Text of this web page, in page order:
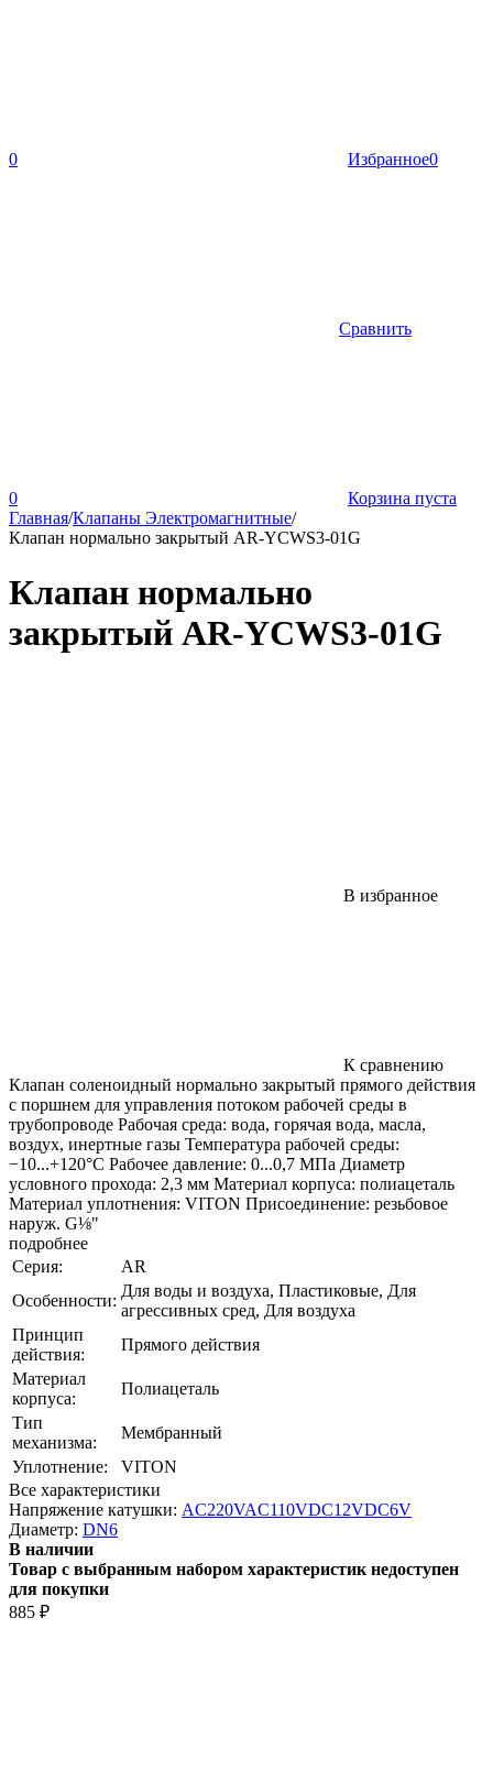
0 Избранное0
Сравнить
0
Корзина пуста
Главная/Клапаны Электромагнитные/
Клапан нормально закрытый AR-YCWS3-01G
Клапан нормально
закрытый AR-YCWS3-01G
В избранное
К сравнению
Клапан соленоидный нормально закрытый прямого действия
с поршнем для управления потоком рабочей среды в
трубопроводе Рабочая среда: вода, горячая вода, масла,
воздух, инертные газы Температура рабочей среды:
−10...+120°С Рабочее давление: 0...0,7 МПа Диаметр
условного прохода: 2,3 мм Материал корпуса: полиацеталь
Материал уплотнения: VITON Присоединение: резьбовое
наруж. G⅛"
подробнее
Серия:
AR
Особенности:
Для воды и воздуха, Пластиковые, Для
агрессивных сред, Для воздуха
Принцип
действия:
Прямого действия
Материал
корпуса:
Полиацеталь
Тип
механизма:
Мембранный
Уплотнение:
VITON
Все характеристики
Напряжение катушки: AC220VAC110VDC12VDC6V
Диаметр: DN6
В наличии
Товар с выбранным набором характеристик недоступен
для покупки
885 ₽